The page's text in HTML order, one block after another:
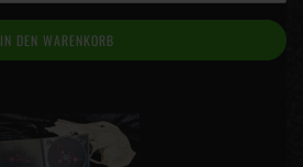
IN DEN WARENKORB